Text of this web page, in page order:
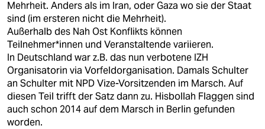
Mehrheit. Anders als im Iran, oder Gaza wo sie der Staat
sind (im ersteren nicht die Mehrheit).
Außerhalb des Nah Ost Konflikts können
Teilnehmer*innen und Veranstaltende variieren.
In Deutschland war z.B. das nun verbotene IZH
Organisatorin via Vorfeldorganisation. Damals Schulter
an Schulter mit NPD Vize-Vorsitzenden im Marsch. Auf
diesen Teil trifft der Satz dann zu. Hisbollah Flaggen sind
auch schon 2014 auf dem Marsch in Berlin gefunden
worden.